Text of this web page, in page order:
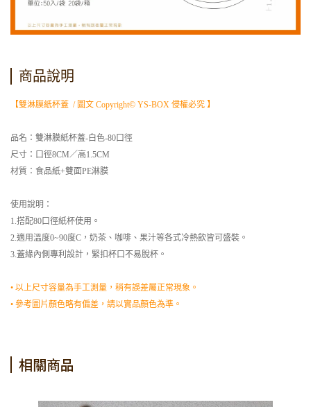
商品說明
【雙淋膜紙杯蓋 / 圖文 Copyright© YS-BOX 侵權必究 】
品名：雙淋膜紙杯蓋-白色-80口徑
尺寸：口徑8CM／高1.5CM
材質：食品紙+雙面PE淋膜
使用說明：
1.搭配80口徑紙杯使用。
2.適用溫度0~90度C，奶茶、咖啡、果汁等各式冷熱飲皆可盛裝。
3.蓋緣內側專利設計，緊扣杯口不易脫杯。
• 以上尺寸容量為手工測量，稍有誤差屬正常現象。
• 參考圖片顏色略有偏差，請以實品顏色為準。
相關商品